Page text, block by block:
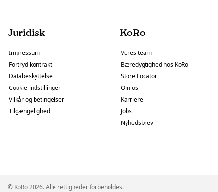
Juridisk
Impressum
Fortryd kontrakt
Databeskyttelse
Cookie-indstillinger
Vilkår og betingelser
Tilgængelighed
KoRo
Vores team
Bæredygtighed hos KoRo
Store Locator
Om os
Karriere
Jobs
Nyhedsbrev
© KoRo 2026. Alle rettigheder forbeholdes.